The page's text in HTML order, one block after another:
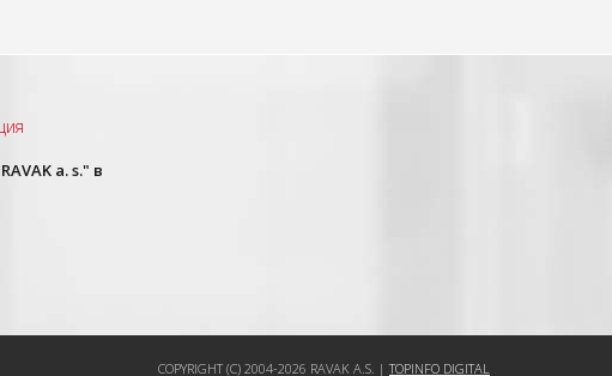
a. s." в
COPYRIGHT (C) 2004-2026 RAVAK A.S. |TOPINFO DIGITAL